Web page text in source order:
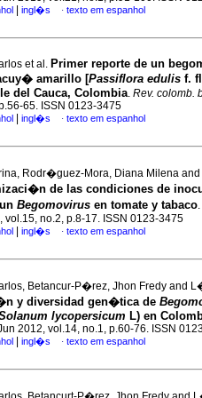
ingl�s · texto em espanhol
et al. Primer reporte de un
amarillo [Passiflora edulis f.
del Cauca, Colombia. Rev. colomb.
65. ISSN 0123-3475
ingl�s · texto em espanhol
Rodr�guez-Mora, Diana Milena and
de las condiciones de
Begomovirus en tomate y tabaco.
vol.15, no.2, p.8-17. ISSN 0123-3475
ingl�s · texto em espanhol
Betancur-P�rez, Jhon Fredy and
y diversidad gen�tica de
lycopersicum L) en
2012, vol.14, no.1, p.60-76. ISSN
ingl�s · texto em espanhol